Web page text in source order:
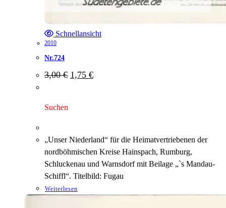
Schnellansicht
2010
Nr.724
3,00€ Ursprünglicher
Preis
1,75 €Aktueller
Suchen
„Unser Niederland“ für die Heimatvertriebenen der
nordböhmischen Kreise Hainspach, Rumburg,
Schluckenau und Warnsdorf mit Beilage „`s Mandau-
Schiffl“. Titelbild: Fugau
Weiterlesen